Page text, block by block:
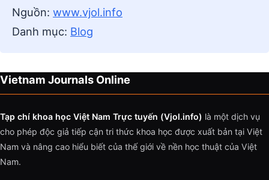
Nguồn: www.vjol.info
Danh mục: Blog
Vietnam Journals Online
Tạp chí khoa học Việt Nam Trực tuyến (Vjol.info) là một dịch vụ
cho phép độc giả tiếp cận tri thức khoa học được xuất bản tại Việt
Nam và nâng cao hiểu biết của thế giới về nền học thuật của Việt
Nam.